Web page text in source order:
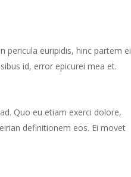
pericula euripidis, hinc partem ei
id, error epicurei mea et.
Quo eu etiam exerci dolore,
definitionem eos. Ei movet